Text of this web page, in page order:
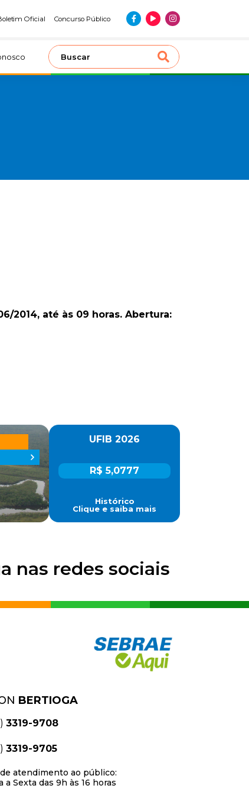
Oficial Concurso Público
2014, até às 09 horas. Abertura:
UFIB 2026
R$ 5,0777
Histórico
Clique e saiba mais
nas redes sociais
BERTIOGA
3319-9708
3319-9705
atendimento ao público:
a Sexta das 9h às 16 horas